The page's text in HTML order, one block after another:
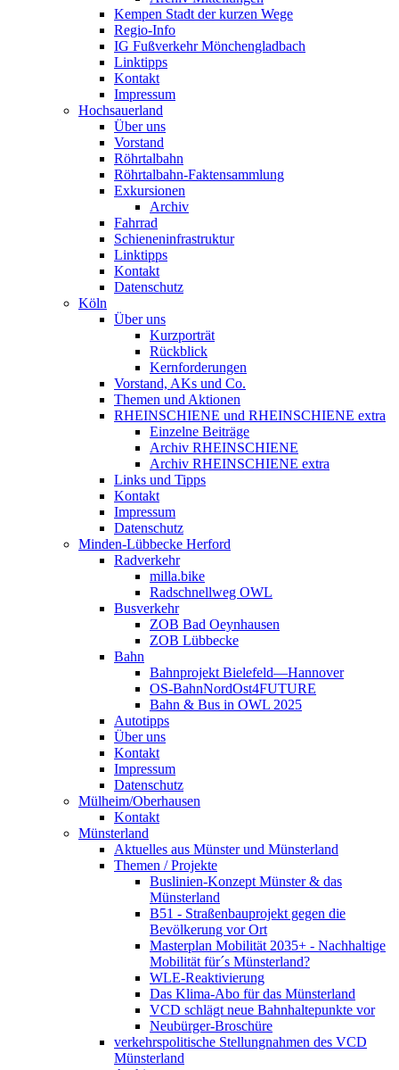
Kempen Stadt der kurzen Wege
Regio-Info
IG Fußverkehr Mönchengladbach
Linktipps
Kontakt
Impressum
Hochsauerland
Über uns
Vorstand
Röhrtalbahn
Röhrtalbahn-Faktensammlung
Exkursionen
Archiv
Fahrrad
Schieneninfrastruktur
Linktipps
Kontakt
Datenschutz
Köln
Über uns
Kurzporträt
Rückblick
Kernforderungen
Vorstand, AKs und Co.
Themen und Aktionen
RHEINSCHIENE und RHEINSCHIENE extra
Einzelne Beiträge
Archiv RHEINSCHIENE
Archiv RHEINSCHIENE extra
Links und Tipps
Kontakt
Impressum
Datenschutz
Minden-Lübbecke Herford
Radverkehr
milla.bike
Radschnellweg OWL
Busverkehr
ZOB Bad Oeynhausen
ZOB Lübbecke
Bahn
Bahnprojekt Bielefeld—Hannover
OS-BahnNordOst4FUTURE
Bahn & Bus in OWL 2025
Autotipps
Über uns
Kontakt
Impressum
Datenschutz
Mülheim/Oberhausen
Kontakt
Münsterland
Aktuelles aus Münster und Münsterland
Themen / Projekte
Buslinien-Konzept Münster & das
Münsterland
B51 - Straßenbauprojekt gegen die
Bevölkerung vor Ort
Masterplan Mobilität 2035+ - Nachhaltige
Mobilität für´s Münsterland?
WLE-Reaktivierung
Das Klima-Abo für das Münsterland
VCD schlägt neue Bahnhaltepunkte vor
Neubürger-Broschüre
verkehrspolitische Stellungnahmen des VCD
Münsterland